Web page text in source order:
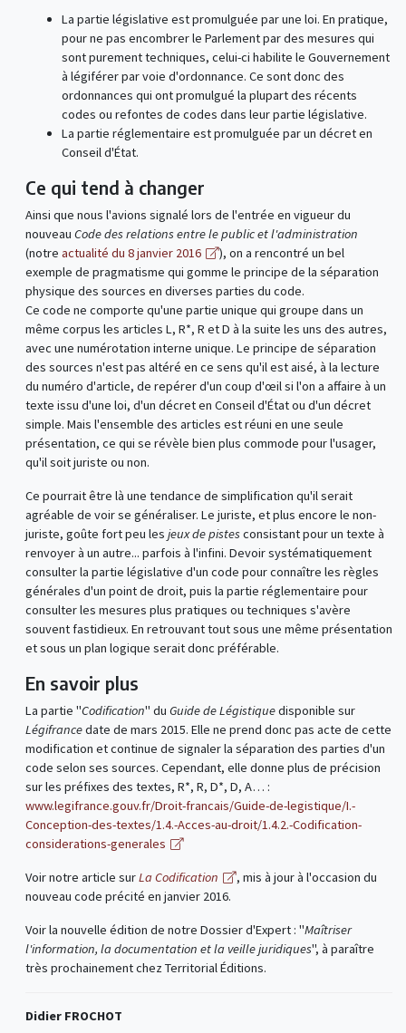
La partie législative est promulguée par une loi. En pratique,
pour ne pas encombrer le Parlement par des mesures qui
sont purement techniques, celui-ci habilite le Gouvernement
à légiférer par voie d'ordonnance. Ce sont donc des
ordonnances qui ont promulgué la plupart des récents
codes ou refontes de codes dans leur partie législative.
La partie réglementaire est promulguée par un décret en
Conseil d'État.
Ce qui tend à changer
Ainsi que nous l'avions signalé lors de l'entrée en vigueur du
nouveau Code des relations entre le public et l'administration
(notre actualité du 8 janvier 2016
), on a rencontré un bel
exemple de pragmatisme qui gomme le principe de la séparation
physique des sources en diverses parties du code.
Ce code ne comporte qu'une partie unique qui groupe dans un
même corpus les articles L, R*, R et D à la suite les uns des autres,
avec une numérotation interne unique. Le principe de séparation
des sources n'est pas altéré en ce sens qu'il est aisé, à la lecture
du numéro d'article, de repérer d'un coup d'œil si l'on a affaire à un
texte issu d'une loi, d'un décret en Conseil d'État ou d'un décret
simple. Mais l'ensemble des articles est réuni en une seule
présentation, ce qui se révèle bien plus commode pour l'usager,
qu'il soit juriste ou non.
Ce pourrait être là une tendance de simplification qu'il serait
agréable de voir se généraliser. Le juriste, et plus encore le non-
juriste, goûte fort peu les jeux de pistes consistant pour un texte à
renvoyer à un autre... parfois à l'infini. Devoir systématiquement
consulter la partie législative d'un code pour connaître les règles
générales d'un point de droit, puis la partie réglementaire pour
consulter les mesures plus pratiques ou techniques s'avère
souvent fastidieux. En retrouvant tout sous une même présentation
et sous un plan logique serait donc préférable.
En savoir plus
La partie "Codification" du Guide de Légistiquedisponible sur
Légifrancedate de mars 2015. Elle ne prend donc pas acte de cette
modification et continue de signaler la séparation des parties d'un
code selon ses sources. Cependant, elle donne plus de précision
sur les préfixes des textes, R*, R, D*, D, A… :
www.legifrance.gouv.fr/Droit-francais/Guide-de-legistique/I.-
Conception-des-textes/1.4.-Acces-au-droit/1.4.2.-Codification-
considerations-generales
Voir notre article surLa Codification
, mis à jour à l'occasion du
nouveau code précité en janvier 2016.
Voir la nouvelle édition de notre Dossier d'Expert : "Maîtriser
l'information, la documentation et la veille juridiques", à paraître
très prochainement chez Territorial Éditions.
Didier FROCHOT